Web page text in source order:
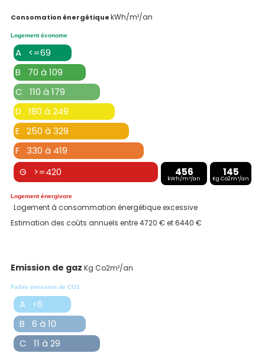
Consomation énergétiquekWh/m²/an
Logement économe
A <=69
B 70 à 109
C 110 à 179
D 180 à 249
E 250 à 329
F 330 à 419
G >=420
456
kWh/m²/an
145
Kg Co2m²/an
Logement énergivore
Logement à consommation énergétique excessive
Estimation des coûts annuels entre 4720 € et 6440 €
Emission de gaz Kg Co2m²/an
Faible émission de CO2
A <6
B 6 à 10
C 11 à 29